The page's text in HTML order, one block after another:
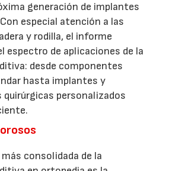
generación de implantes
especial atención a las
y rodilla, el informe
espectro de aplicaciones de la
desde componentes
hasta implantes y
personalizados
consolidada de la